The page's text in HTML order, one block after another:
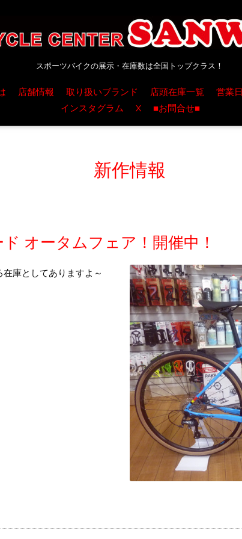
スポーツバイクの展示・在庫数は全国トップクラス！
店舗情報 取り扱いブランド 店頭在庫一覧 営業日
インスタグラム
X ■お問合せ■
新作情報
オータムフェア！開催中！
庫としてありますよ～